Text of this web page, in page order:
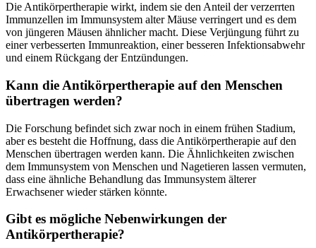
Die Antikörpertherapie wirkt, indem sie den Anteil der verzerrten
Immunzellen im Immunsystem alter Mäuse verringert und es dem
von jüngeren Mäusen ähnlicher macht. Diese Verjüngung führt zu
einer verbesserten Immunreaktion, einer besseren Infektionsabwehr
und einem Rückgang der Entzündungen.
Kann die Antikörpertherapie auf den Menschen
übertragen werden?
Die Forschung befindet sich zwar noch in einem frühen Stadium,
aber es besteht die Hoffnung, dass die Antikörpertherapie auf den
Menschen übertragen werden kann. Die Ähnlichkeiten zwischen
dem Immunsystem von Menschen und Nagetieren lassen vermuten,
dass eine ähnliche Behandlung das Immunsystem älterer
Erwachsener wieder stärken könnte.
Gibt es mögliche Nebenwirkungen der
Antikörpertherapie?